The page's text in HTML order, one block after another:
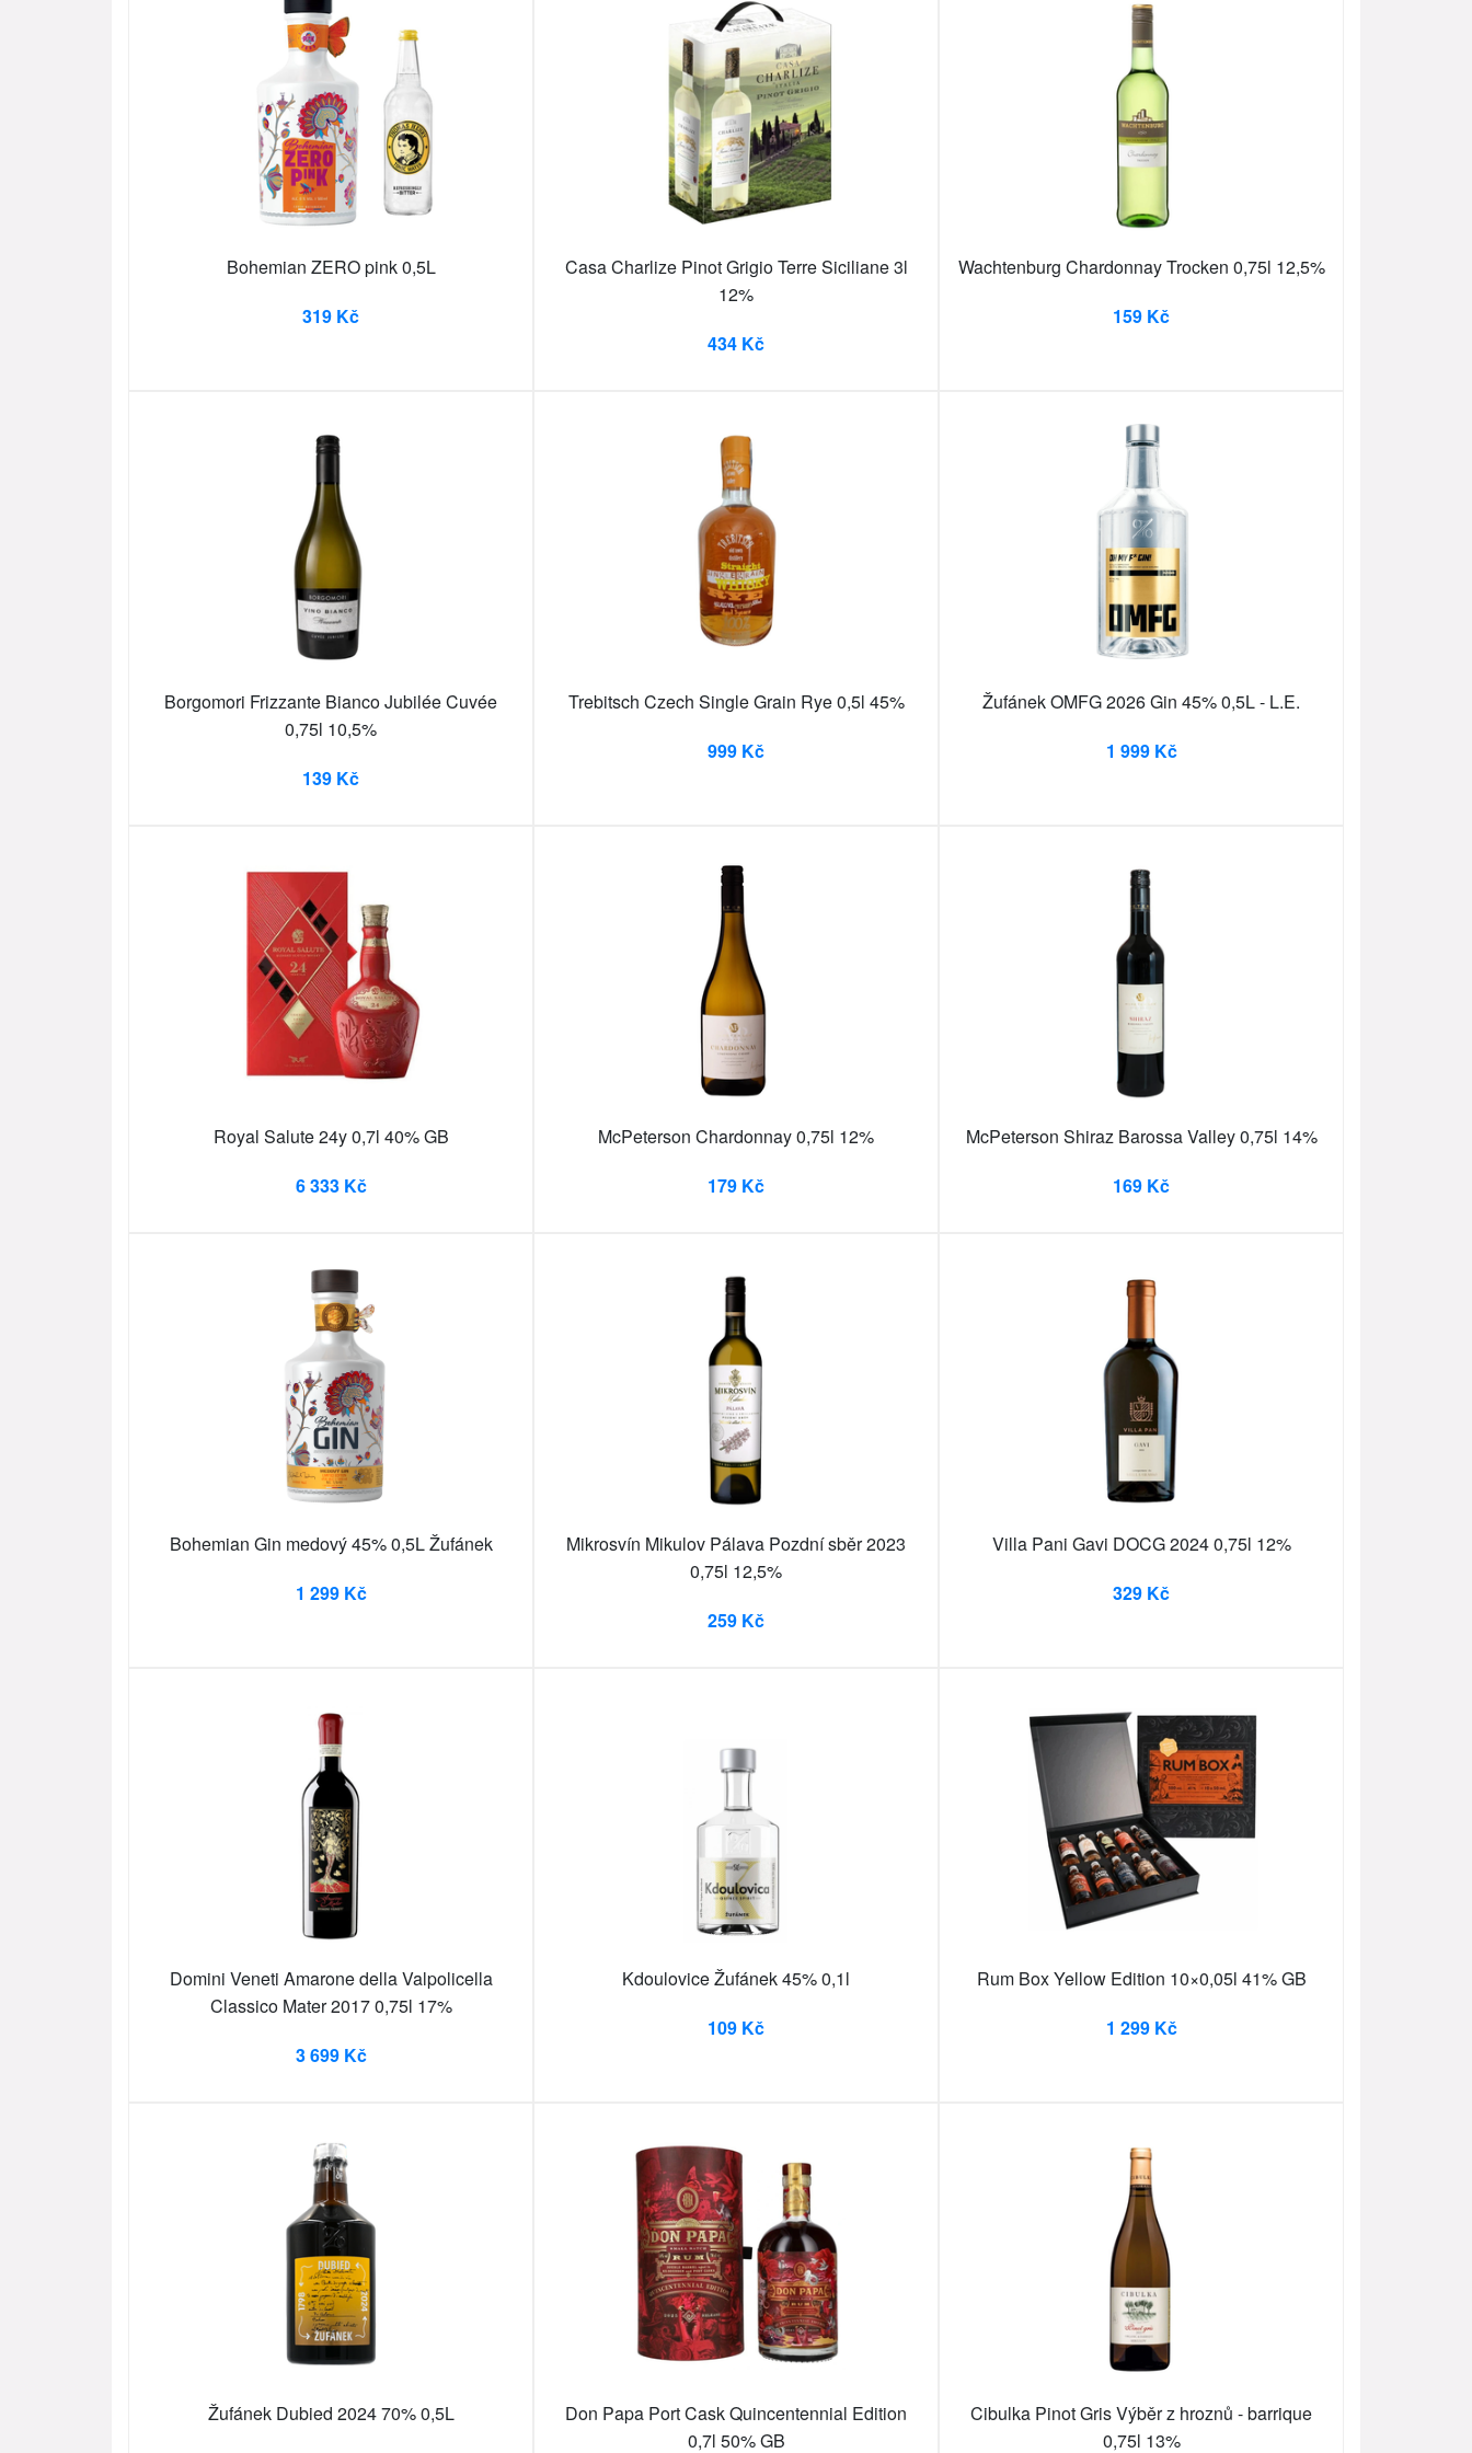
Bohemian ZERO pink 0,5L
319 Kč
Casa Charlize Pinot Grigio Terre Siciliane 3l
12%
434 Kč
Wachtenburg Chardonnay Trocken 0,75l 12,5%
159 Kč
Borgomori Frizzante Bianco Jubilée Cuvée
0,75l 10,5%
139 Kč
Trebitsch Czech Single Grain Rye 0,5l 45%
999 Kč
Žufánek OMFG 2026 Gin 45% 0,5L - L.E.
1 999 Kč
Royal Salute 24y 0,7l 40% GB
6 333 Kč
McPeterson Chardonnay 0,75l 12%
179 Kč
McPeterson Shiraz Barossa Valley 0,75l 14%
169 Kč
Bohemian Gin medový 45% 0,5L Žufánek
1 299 Kč
Mikrosvín Mikulov Pálava Pozdní sběr 2023
0,75l 12,5%
259 Kč
Villa Pani Gavi DOCG 2024 0,75l 12%
329 Kč
Domini Veneti Amarone della Valpolicella
Classico Mater 2017 0,75l 17%
3 699 Kč
Kdoulovice Žufánek 45% 0,1l
109 Kč
Rum Box Yellow Edition 10×0,05l 41% GB
1 299 Kč
Žufánek Dubied 2024 70% 0,5L
Don Papa Port Cask Quincentennial Edition
0,7l 50% GB
Cibulka Pinot Gris Výběr z hroznů - barrique
0,75l 13%